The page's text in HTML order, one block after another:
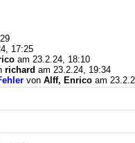
17:25
am 23.2.24, 18:10
richard am 23.2.24, 19:34
von Alff, Enrico am